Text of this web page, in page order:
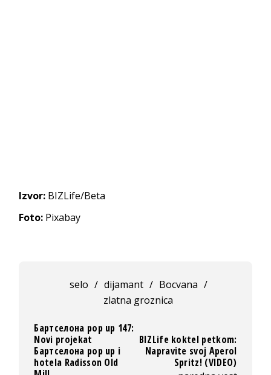
Izvor: BIZLife/Beta
Foto: Pixabay
selo / dijamant / Bocvana /
zlatna groznica
Бартcелона pop up 147:
Novi projekat
Бартcелона pop up i
hotela Radisson Old
BIZLife koktel petkom:
Napravite svoj Aperol
Spritz! (VIDEO)